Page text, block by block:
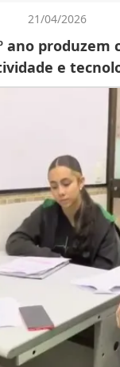
21/04/2026
ano produzem
e